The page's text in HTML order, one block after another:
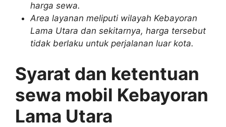
harga sewa.
Area layanan meliputi wilayah Kebayoran
Lama Utara dan sekitarnya, harga tersebut
tidak berlaku untuk perjalanan luar kota.
Syarat dan ketentuan
sewa mobil Kebayoran
Lama Utara